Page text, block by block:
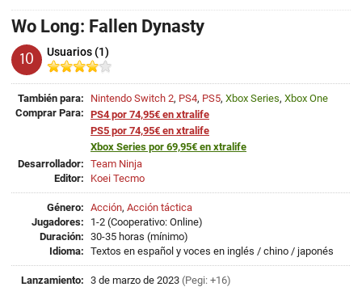
Wo Long: Fallen Dynasty
10 Usuarios (1)
También para: Nintendo Switch 2, PS4, PS5, Xbox Series, Xbox One
Comprar Para: PS4 por 74,95€ en xtralife
PS5 por 74,95€ en xtralife
Xbox Series por 69,95€ en xtralife
Desarrollador: Team Ninja
Editor:
Koei Tecmo
Género: Acción, Acción táctica
Jugadores:
1-2 (Cooperativo: Online)
Duración: 30-35 horas (mínimo)
Idioma: Textos en español y voces en inglés / chino / japonés
Lanzamiento: 3 de marzo de 2023 (Pegi: +16)